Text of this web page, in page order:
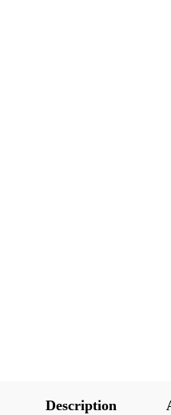
Description